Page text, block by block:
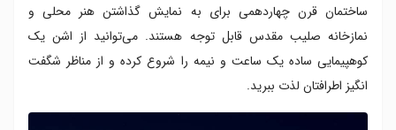
ساختمان قرن چهاردهمی برای به نمایش گذاشتن هنر محلی و
نمازخانه صلیب مقدس قابل توجه هستند. می‌توانید از اشن یک
کوهپیمایی ساده یک ساعت و نیمه را شروع کرده و از مناظر شگفت
انگیز اطرافتان لذت ببرید.